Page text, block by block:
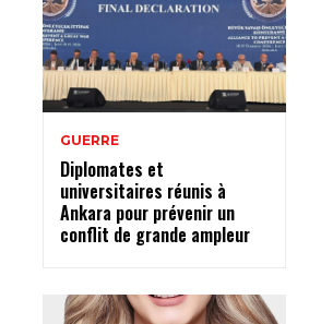
GUERRE
Diplomates et
universitaires réunis à
Ankara pour prévenir un
conflit de grande ampleur